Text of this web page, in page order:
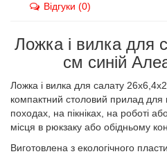
Відгуки (0)
Ложка і вилка для
см синій
Ложка і вилка для салату
компактний столовий прилад для
походах, на пікніках, на роботі
місця в рюкзаку або обідньому
Виготовлена з екологічного